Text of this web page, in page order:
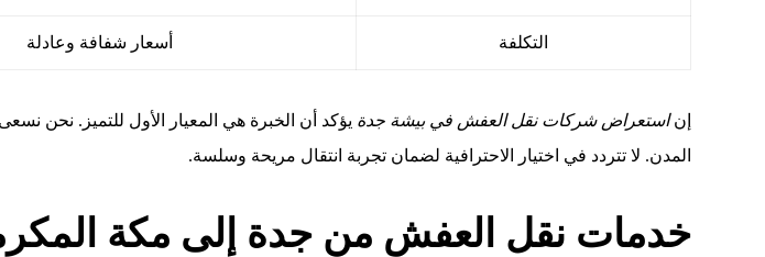
التكلفة أسعار شفافة وعادلة
إناستعراض شركات نقل العفش في بيشة جدة يؤكد أن الخبرة هي المعيار الأول للتميز. نحن
المدن. لا تتردد في اختيار الاحترافية لضمان تجربة انتقال مريحة وسلسة.
خدمات نقل العفش من جدة إلى مكة